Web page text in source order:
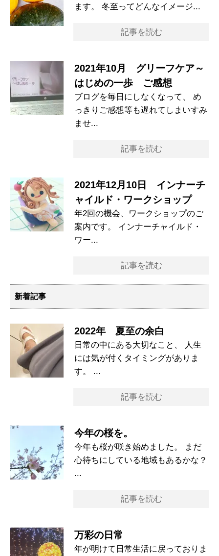
ます。 冬至ってどんなイメージ...
記事を読む
2021年10月 グリーフケア～
はじめの一歩 ご感想
ブログを毎日にしなくなって、 め
っきりご感想等も遅れてしまいすみ
ませ...
記事を読む
2021年12月10日 インナーチ
ャイルド・ワークショップ
年2回の機会、ワークショップのご
案内です。 インナーチャイルド・
ワー...
記事を読む
新着記事
2022年 夏至の余白
日常の中にある大切なこと、 人生
には気が付くタイミングがありま
す。 ...
記事を読む
今年の桜を。
今年も桜が咲き始めました。 まだ
心待ちにしている地域もあるかな？
...
記事を読む
万彩の日常
年が明けて日常生活に戻っておりま